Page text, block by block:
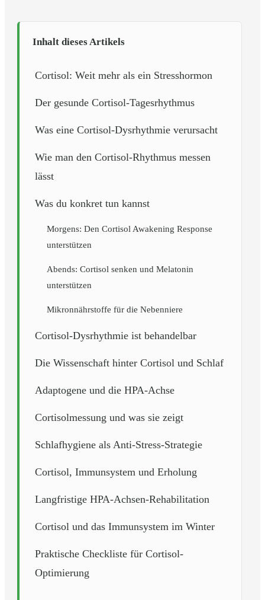
Inhalt dieses Artikels
Cortisol: Weit mehr als ein Stresshormon
Der gesunde Cortisol-Tagesrhythmus
Was eine Cortisol-Dysrhythmie verursacht
Wie man den Cortisol-Rhythmus messen
lässt
Was du konkret tun kannst
Morgens: Den Cortisol Awakening Response
unterstützen
Abends: Cortisol senken und Melatonin
unterstützen
Mikronnährstoffe für die Nebenniere
Cortisol-Dysrhythmie ist behandelbar
Die Wissenschaft hinter Cortisol und Schlaf
Adaptogene und die HPA-Achse
Cortisolmessung und was sie zeigt
Schlafhygiene als Anti-Stress-Strategie
Cortisol, Immunsystem und Erholung
Langfristige HPA-Achsen-Rehabilitation
Cortisol und das Immunsystem im Winter
Praktische Checkliste für Cortisol-
Optimierung